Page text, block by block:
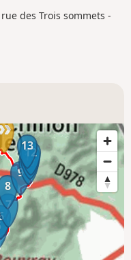
des Trois sommets -
7
8
9
10
11
12
13